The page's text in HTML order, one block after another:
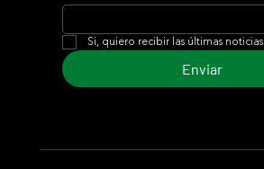
Si, quiero recibir las últimas noticias
Enviar